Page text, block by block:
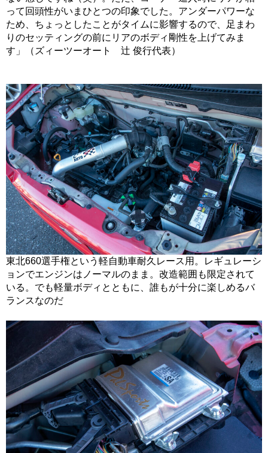
って回頭性がいまひとつの印象でした。アンダーパワーな
ため、ちょっとしたことがタイムに影響するので、足まわ
りのセッティングの前にリアのボディ剛性を上げてみま
す」（ズィーツーオート 辻 俊行代表）
東北660選手権という軽自動車耐久レース用。レギュレーシ
ョンでエンジンはノーマルのまま。改造範囲も限定されて
いる。でも軽量ボディとともに、誰もが十分に楽しめるバ
ランスなのだ